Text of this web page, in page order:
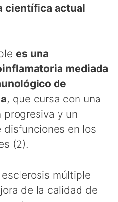
científica actual
es una
mediada
de
, que cursa con una
progresiva y un
en los
(2).
múltiple
de la calidad de